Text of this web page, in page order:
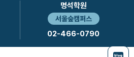
명석학원
서울숲캠퍼스
02-466-0790